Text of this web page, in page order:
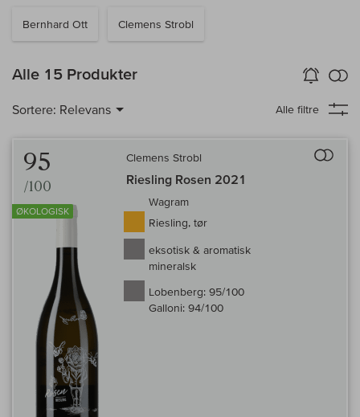
Bernhard Ott Clemens Strobl
Alle 15 Produkter Vin-Alarm
aktiver
Sortere: Relevans Alle filtre
95
/100
ØKOLOGISK
Clemens Strobl
Riesling Rosen 2021
Wagram
Riesling, tør
eksotisk & aromatisk
mineralsk
Lobenberg: 95/100
Galloni: 94/100